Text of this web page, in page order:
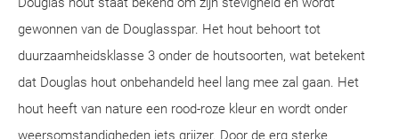
gewonnen van de Douglasspar. Het hout behoort tot
duurzaamheidsklasse 3 onder de houtsoorten, wat betekent
dat Douglas hout onbehandeld heel lang mee zal gaan. Het
hout heeft van nature een rood-roze kleur en wordt onder
weersomstandigheden iets grijzer. Door de erg sterke